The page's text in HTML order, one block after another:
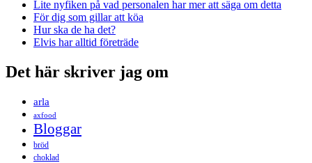
Lite nyfiken på vad personalen har mer att säga om detta
För dig som gillar att köa
Hur ska de ha det?
Elvis har alltid företräde
Det här skriver jag om
arla
axfood
Bloggar
bröd
choklad